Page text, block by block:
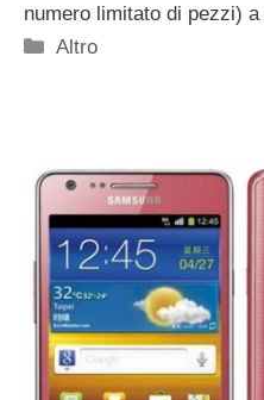
numero limitato di pezzi) a
Categorie
Altro